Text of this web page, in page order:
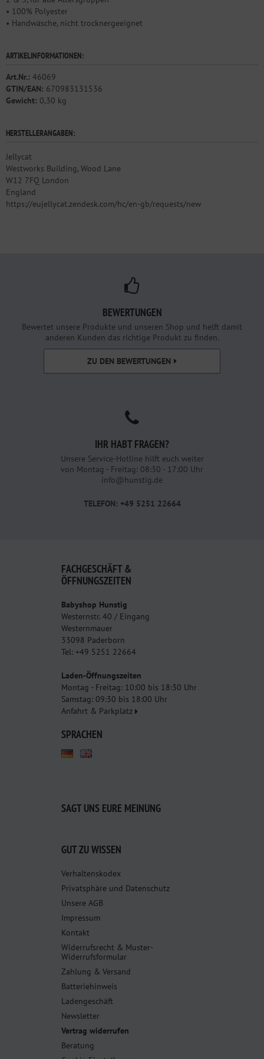
• 100% Polyester
• Handwäsche, nicht trocknergeeignet
ARTIKELINFORMATIONEN:
Art.Nr.: 46069
GTIN/EAN: 670983131536
Gewicht: 0,30 kg
HERSTELLERANGABEN:
Jellycat
Westworks Building, Wood Lane
W12 7FQ London
England
https://eujellycat.zendesk.com/hc/en-gb/requests/new
BEWERTUNGEN
Bewertet unsere Produkte und unseren Shop und helft damit
anderen Kunden das richtige Produkt zu finden.
ZU DEN BEWERTUNGEN
IHR HABT FRAGEN?
Unsere Service-Hotline hilft euch weiter
von Montag - Freitag: 08:30 - 17:00 Uhr
info@hunstig.de
TELEFON: +49 5251 22664
FACHGESCHÄFT &
ÖFFNUNGSZEITEN
Babyshop Hunstig
Westernstr. 40 / Eingang
Westernmauer
33098 Paderborn
Tel: +49 5251 22664
Laden-Öffnungszeiten
Montag - Freitag: 10:00 bis 18:30 Uhr
Samstag: 09:30 bis 18:00 Uhr
Anfahrt & Parkplatz
SPRACHEN
SAGT UNS EURE MEINUNG
GUT ZU WISSEN
Verhaltenskodex
Privatsphäre und Datenschutz
Unsere AGB
Impressum
Kontakt
Widerrufsrecht & Muster-
Widerrufsformular
Zahlung & Versand
Batteriehinweis
Ladengeschäft
Newsletter
Vertrag widerrufen
Beratung